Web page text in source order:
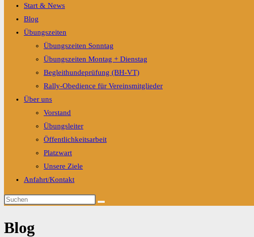
search
panel.
Start & News
Blog
Übungszeiten
Übungszeiten Sonntag
Übungszeiten Montag + Dienstag
Begleithundeprüfung (BH-VT)
Rally-Obedience für Vereinsmitglieder
Über uns
Vorstand
Übungsleiter
Öffentlichkeitsarbeit
Platzwart
Unsere Ziele
Anfahrt/Kontakt
Diese
durchsuchen
Blog